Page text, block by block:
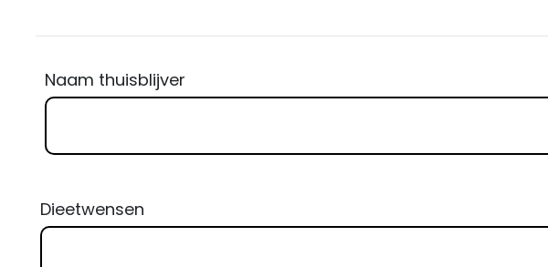
Naam thuisblijver
Dieetwensen